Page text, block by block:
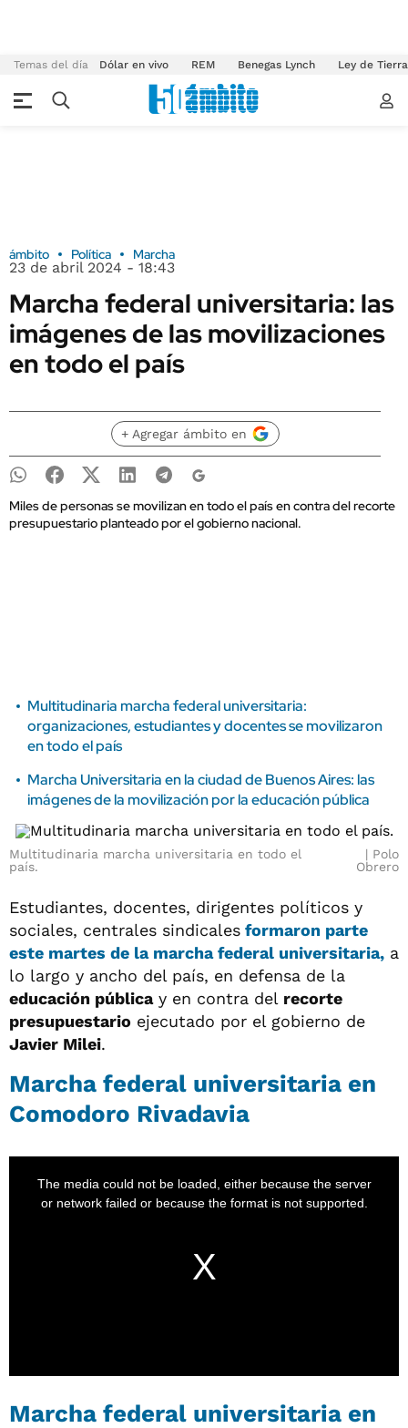
Temas del día Dólar en vivo REM Benegas Lynch Ley de
ámbito Política Marcha
23 de abril 2024 - 18:43
Marcha federal universitaria: las
imágenes de las movilizaciones
en todo el país
+ Agregar ámbito en
Miles de personas se movilizan en todo el país en contra del recorte
presupuestario planteado por el gobierno nacional.
Multitudinaria marcha federal universitaria:
organizaciones, estudiantes y docentes se movilizaron
en todo el país
Marcha Universitaria en la ciudad de Buenos Aires: las
imágenes de la movilización por la educación pública
Multitudinaria marcha universitaria en todo el
país.
Polo
Obrero
Estudiantes, docentes, dirigentes políticos y
sociales, centrales sindicales formaron parte
este martes de lamarcha federal universitaria, a
lo largo y ancho del país, en defensa de la
educación públicay en contra del recorte
presupuestario ejecutado por el gobierno de
Javier Milei.
Marcha federal universitaria en
Comodoro Rivadavia
Marcha federal universitaria en